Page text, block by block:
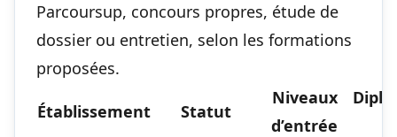
Parcoursup, concours propres, étude de
dossier ou entretien, selon les formations
proposées.
Établissement Statut
Niveaux
d’entrée